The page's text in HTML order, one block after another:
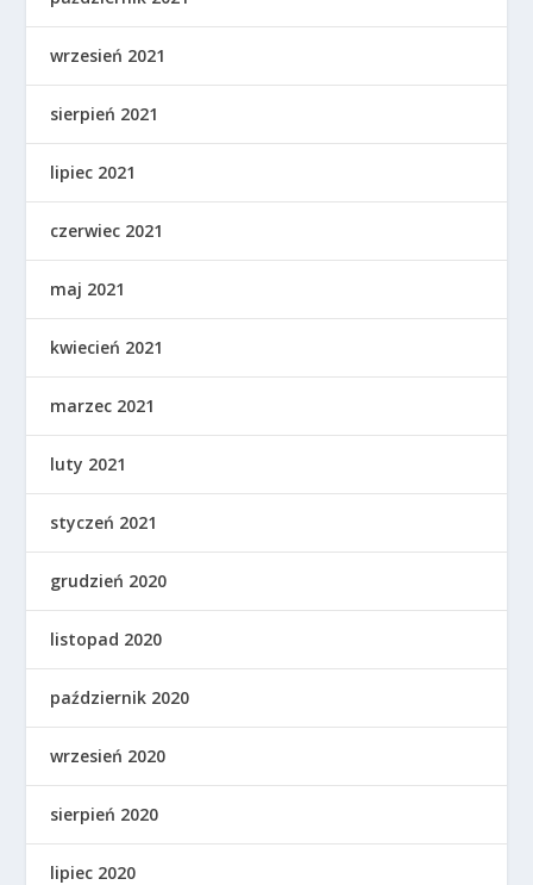
wrzesień 2021
sierpień 2021
lipiec 2021
czerwiec 2021
maj 2021
kwiecień 2021
marzec 2021
luty 2021
styczeń 2021
grudzień 2020
listopad 2020
październik 2020
wrzesień 2020
sierpień 2020
lipiec 2020